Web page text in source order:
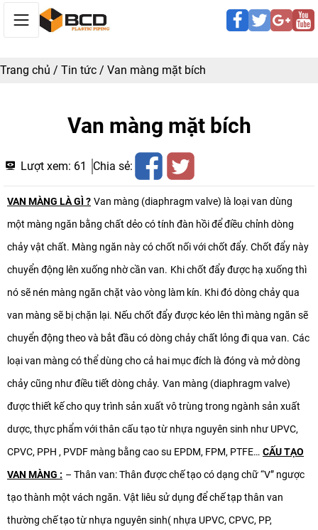
Trang chủ / Tin tức / Van màng mặt bích
Van màng mặt bích
Lượt xem: 61 Chia sẻ:
VAN MÀNG LÀ GÌ ? Van màng (diaphragm valve) là loại van dùng
một màng ngăn bằng chất dẻo có tính đàn hồi để điều chỉnh dòng
chảy vật chất. Màng ngăn này có chốt nối với chốt đẩy. Chốt đẩy này
chuyển động lên xuống nhờ cần van. Khi chốt đẩy được hạ xuống thì
nó sẽ nén màng ngăn chặt vào vòng làm kín. Khi đó dòng chảy qua
van màng sẽ bị chặn lại. Nếu chốt đẩy được kéo lên thì màng ngăn sẽ
chuyển động theo và bắt đầu có dòng chảy chất lỏng đi qua van. Các
loại van màng có thể dùng cho cả hai mục đích là đóng và mở dòng
chảy cũng như điều tiết dòng chảy. Van màng (diaphragm valve)
được thiết kế cho quy trình sản xuất vô trùng trong ngành sản xuất
dược, thực phẩm với thân cấu tạo từ nhựa nguyên sinh như UPVC,
CPVC, PPH , PVDF màng bằng cao su EPDM, FPM, PTFE… CẤU TẠO
VAN MÀNG : – Thân van: Thân được chế tạo có dạng chữ “V” ngược
tạo thành một vách ngăn. Vật liêu sử dụng để chế tạp thân van
thường chế tạo từ nhựa nguyên sinh( nhựa UPVC, CPVC, PP,